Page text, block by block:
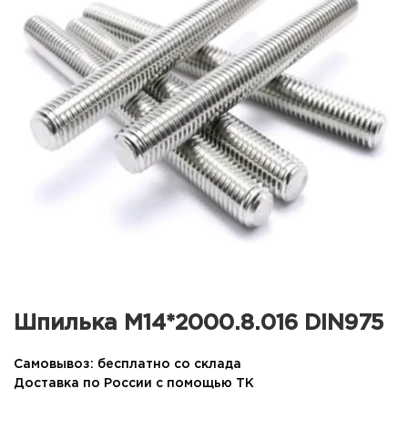
Шпилька М14*2000.8.016 DIN975
Самовывоз: бесплатно со склада
Доставка по России с помощью ТК